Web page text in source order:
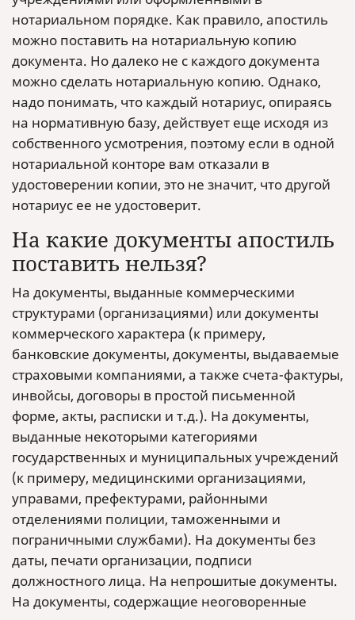
нотариальном порядке. Как правило, апостиль
можно поставить на нотариальную копию
документа. Но далеко не с каждого документа
можно сделать нотариальную копию. Однако,
надо понимать, что каждый нотариус, опираясь
на нормативную базу, действует еще исходя из
собственного усмотрения, поэтому если в одной
нотариальной конторе вам отказали в
удостоверении копии, это не значит, что другой
нотариус ее не удостоверит.
На какие документы апостиль
поставить нельзя?
На документы, выданные коммерческими
структурами (организациями) или документы
коммерческого характера (к примеру,
банковские документы, документы, выдаваемые
страховыми компаниями, а также счета-фактуры,
инвойсы, договоры в простой письменной
форме, акты, расписки и т.д.). На документы,
выданные некоторыми категориями
государственных и муниципальных учреждений
(к примеру, медицинскими организациями,
управами, префектурами, районными
отделениями полиции, таможенными и
пограничными службами). На документы без
даты, печати организации, подписи
должностного лица. На непрошитые документы.
На документы, содержащие неоговоренные